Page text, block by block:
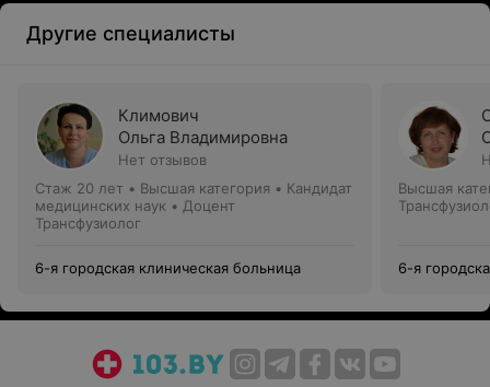
Другие специалисты
Климович
Ольга Владимировна
Нет отзывов
Стаж 20 лет • Высшая категория • Кандидат
медицинских наук • Доцент
Трансфузиолог
6-я городская клиническая больница
Высшая
6-я